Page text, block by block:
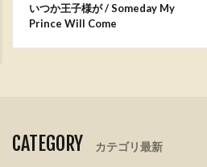
いつか王子様が / Someday My
Prince Will Come
CATEGORY カテゴリ最新